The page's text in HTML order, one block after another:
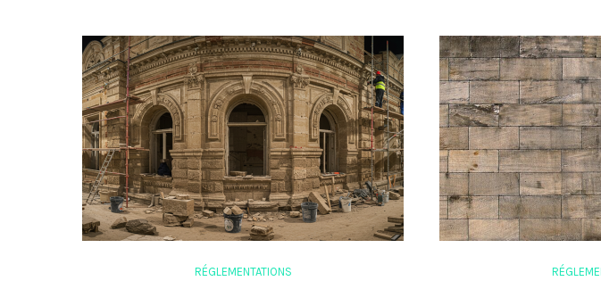
RÉGLEMENTATIONS